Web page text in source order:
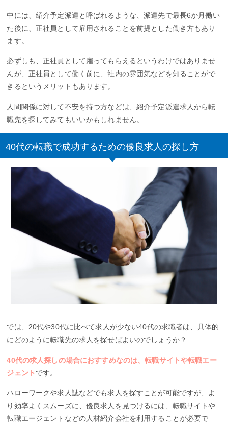
中には、紹介予定派遣と呼ばれるような、派遣先で最長6か月働い
た後に、正社員として雇用されることを前提とした働き方もあり
ます。
必ずしも、正社員として雇ってもらえるというわけではありませ
んが、正社員として働く前に、社内の雰囲気などを知ることがで
きるというメリットもあります。
人間関係に対して不安を持つ方などは、紹介予定派遣求人から転
職先を探してみてもいいかもしれません。
40代の転職で成功するための優良求人の探し方
では、20代や30代に比べて求人が少ない40代の求職者は、具体的
にどのように転職先の求人を探せばよいのでしょうか？
40代の求人探しの場合におすすめなのは、転職サイトや転職エー
ジェント です。
ハローワークや求人誌などでも求人を探すことが可能ですが、よ
り効率よくスムーズに、優良求人を見つけるには、転職サイトや
転職エージェントなどの人材紹介会社を利用することが必要で